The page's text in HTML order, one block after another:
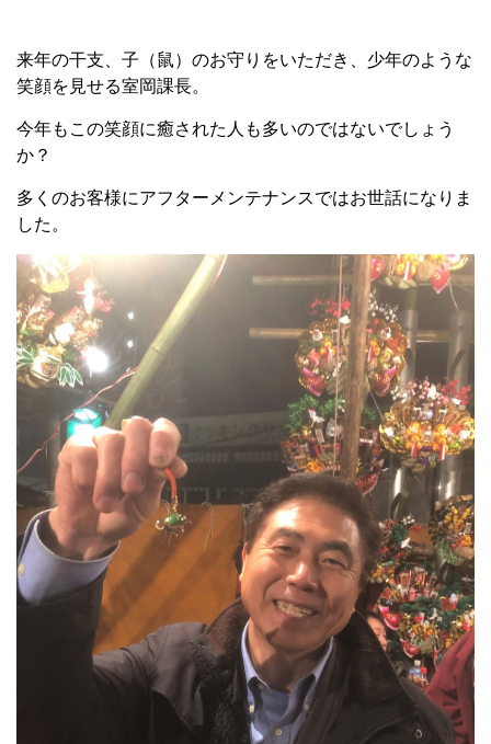
来年の干支、子（鼠）のお守りをいただき、少年のような
笑顔を見せる室岡課長。
今年もこの笑顔に癒された人も多いのではないでしょう
か？
多くのお客様にアフターメンテナンスではお世話になりま
した。